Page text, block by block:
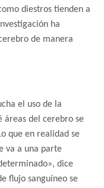
diestros tienden a
ha
de manera
el uso de la
áreas del cerebro se
que en realidad se
va a una parte
dice
flujo sanguíneo se